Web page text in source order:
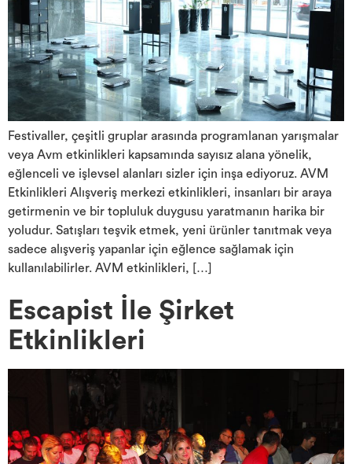
Festivaller, çeşitli gruplar arasında programlanan yarışmalar
veya Avm etkinlikleri kapsamında sayısız alana yönelik,
eğlenceli ve işlevsel alanları sizler için inşa ediyoruz. AVM
Etkinlikleri Alışveriş merkezi etkinlikleri, insanları bir araya
getirmenin ve bir topluluk duygusu yaratmanın harika bir
yoludur. Satışları teşvik etmek, yeni ürünler tanıtmak veya
sadece alışveriş yapanlar için eğlence sağlamak için
kullanılabilirler. AVM etkinlikleri, […]
Escapist İle Şirket
Etkinlikleri